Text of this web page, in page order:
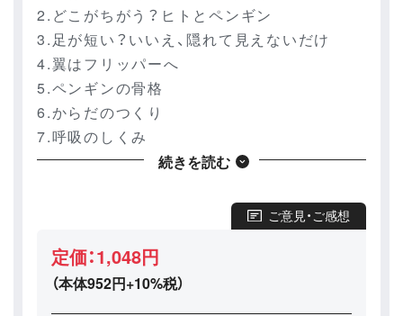
2.どこがちがう？ヒトとペンギン
3.足が短い？いいえ、隠れて見えないだけ
4.翼はフリッパーへ
5.ペンギンの骨格
6.からだのつくり
7.呼吸のしくみ
8.水に濡れないわけ
11.ペンギンの進化について
12.ペンギンが飛ばなくなった理由
第2章 ペンギン全種の特徴と生息地域
続きを読む
ご意見・ご感想
定価：1,048円
（本体952円+10%税）